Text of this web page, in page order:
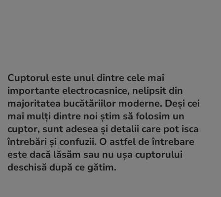
Cuptorul este unul dintre cele mai
importante electrocasnice, nelipsit din
majoritatea bucătăriilor moderne. Deși cei
mai mulți dintre noi știm să folosim un
cuptor, sunt adesea și detalii care pot isca
întrebări și confuzii. O astfel de întrebare
este dacă lăsăm sau nu ușa cuptorului
deschisă după ce gătim.